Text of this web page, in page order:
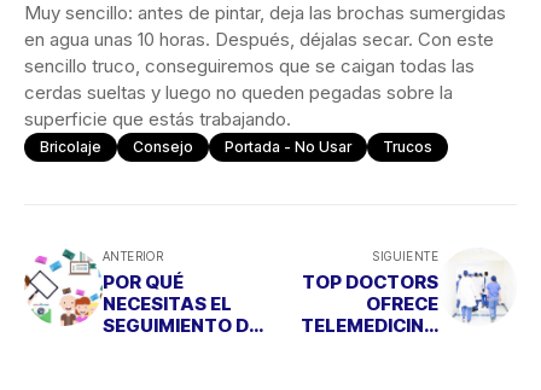
Muy sencillo: antes de pintar, deja las brochas sumergidas
en agua unas 10 horas. Después, déjalas secar. Con este
sencillo truco, conseguiremos que se caigan todas las
cerdas sueltas y luego no queden pegadas sobre la
superficie que estás trabajando.
Bricolaje Consejo Portada - No Usar Trucos
ANTERIOR
POR QUÉ
NECESITAS EL
SEGUIMIENTO DE
SIGUIENTE
TOP DOCTORS
OFRECE
TELEMEDICINA